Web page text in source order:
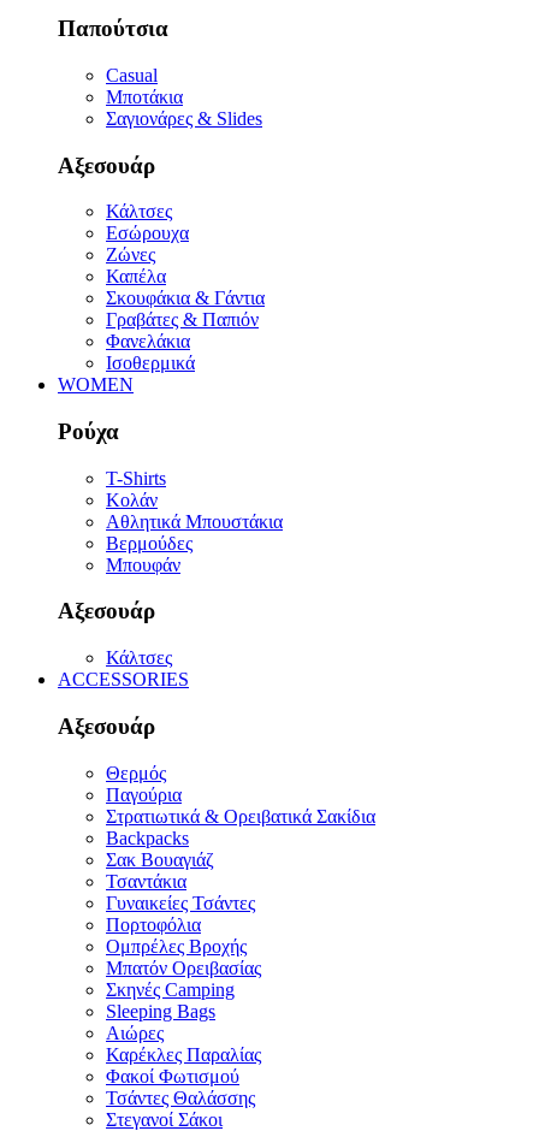
Παπούτσια
Casual
Μποτάκια
Σαγιονάρες & Slides
Αξεσουάρ
Κάλτσες
Εσώρουχα
Ζώνες
Καπέλα
Σκουφάκια & Γάντια
Γραβάτες & Παπιόν
Φανελάκια
Ισοθερμικά
WOMEN
Ρούχα
T-Shirts
Κολάν
Αθλητικά Μπουστάκια
Βερμούδες
Μπουφάν
Αξεσουάρ
Κάλτσες
ACCESSORIES
Αξεσουάρ
Θερμός
Παγούρια
Στρατιωτικά & Ορειβατικά Σακίδια
Backpacks
Σακ Βουαγιάζ
Τσαντάκια
Γυναικείες Τσάντες
Πορτοφόλια
Ομπρέλες Βροχής
Μπατόν Ορειβασίας
Σκηνές Camping
Sleeping Bags
Αιώρες
Καρέκλες Παραλίας
Φακοί Φωτισμού
Τσάντες Θαλάσσης
Στεγανοί Σάκοι